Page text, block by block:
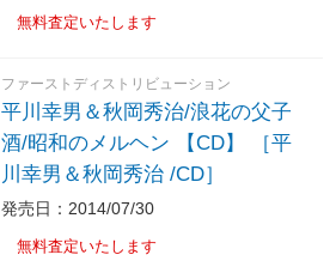
無料査定いたします
ファーストディストリビューション
平川幸男＆秋岡秀治/浪花の父子
酒/昭和のメルヘン 【CD】 ［平
川幸男＆秋岡秀治 /CD］
発売日：2014/07/30
無料査定いたします